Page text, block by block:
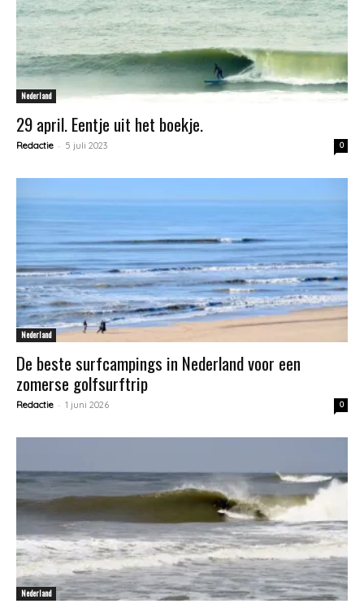
Nederland
29 april. Eentje uit het boekje.
Redactie - 5 juli 2023 0
Nederland
De beste surfcampings in Nederland voor een
zomerse golfsurftrip
Redactie - 1 juni 2026 0
Nederland